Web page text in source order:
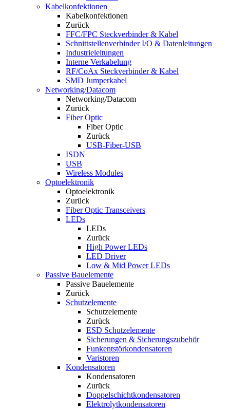
Kabelkonfektionen
Kabelkonfektionen
Zurück
FFC/FPC Steckverbinder & Kabel
Schnittstellenverbinder I/O & Datenleitungen
Industrieleitungen
Interne Verkabelung
RF/CoAx Steckverbinder & Kabel
SMD Jumperkabel
Networking/Datacom
Networking/Datacom
Zurück
Fiber Optic
Fiber Optic
Zurück
USB-Fiber-USB
ISDN
USB
Wireless Modules
Optoelektronik
Optoelektronik
Zurück
Fiber Optic Transceivers
LEDs
LEDs
Zurück
High Power LEDs
LED Driver
Low & Mid Power LEDs
Passive Bauelemente
Passive Bauelemente
Zurück
Schutzelemente
Schutzelemente
Zurück
ESD Schutzelemente
Sicherungen & Sicherungszubehör
Funkentstörkondensatoren
Varistoren
Kondensatoren
Kondensatoren
Zurück
Doppelschichtkondensatoren
Elektrolytkondensatoren